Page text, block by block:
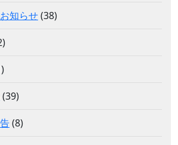
知らせ(38)
(39)
(8)